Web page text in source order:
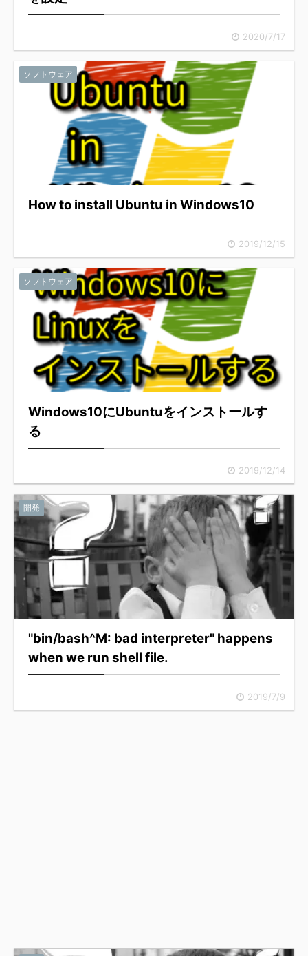
2020/7/17
ソフトウェア
How to install Ubuntu in Windows10
2019/12/15
ソフトウェア
Windows10にUbuntuをインストールす
る
2019/12/14
開発
"bin/bash^M: bad interpreter" happens
when we run shell file.
2019/7/9